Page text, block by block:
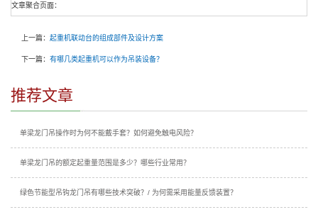
文章聚合页面：
上一篇： 起重机联动台的组成部件及设计方案
下一篇： 有哪几类起重机可以作为吊装设备？
推荐文章
单梁龙门吊操作时为何不能戴手套？如何避免触电风险？
单梁龙门吊的额定起重量范围是多少？哪些行业常用？
绿色节能型吊钩龙门吊有哪些技术突破？/ 为何需采用能量反馈装置？